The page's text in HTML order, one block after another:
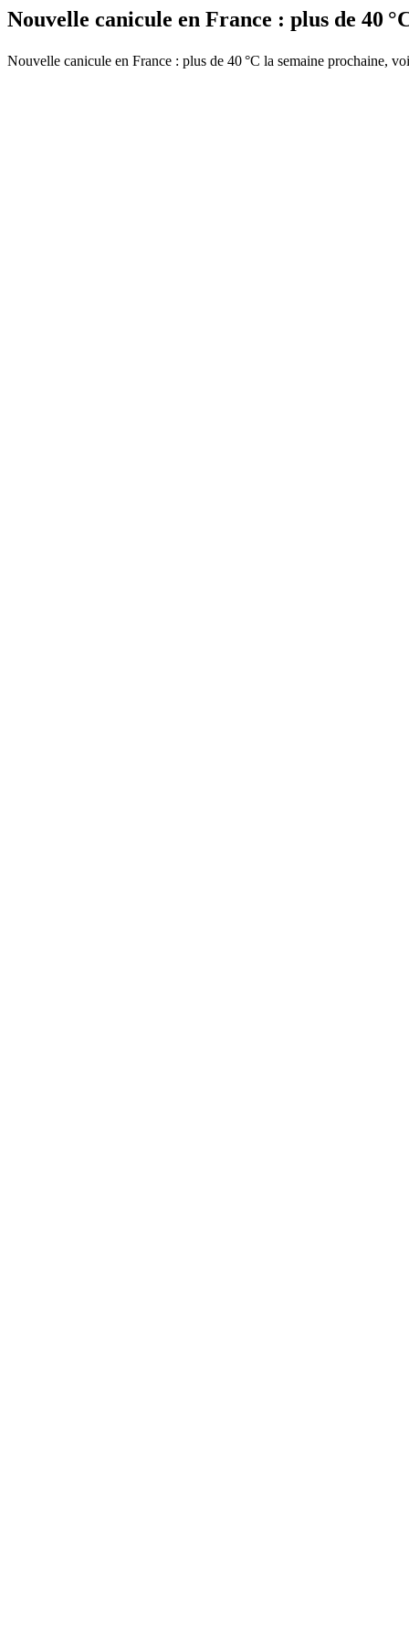
Nouvelle canicule en France : plus de 40
Nouvelle canicule en France : plus de 40 °C la semaine prochaine,